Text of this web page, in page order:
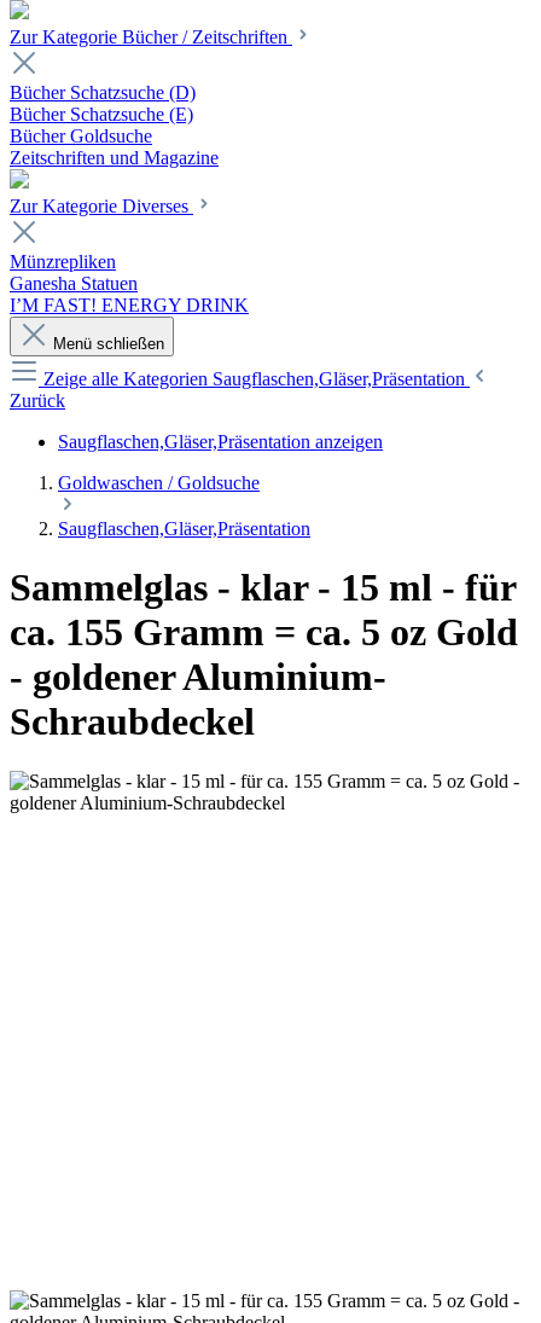
Zur Kategorie Bücher / Zeitschriften
Bücher Schatzsuche (D)
Bücher Schatzsuche (E)
Bücher Goldsuche
Zeitschriften und Magazine
Zur Kategorie Diverses
Münzrepliken
Ganesha Statuen
I’M FAST! ENERGY DRINK
Menü schließen
Zeige alle Kategorien Saugflaschen,Gläser,Präsentation
Zurück
Saugflaschen,Gläser,Präsentation anzeigen
Goldwaschen / Goldsuche
Saugflaschen,Gläser,Präsentation
Sammelglas - klar - 15 ml - für
ca. 155 Gramm = ca. 5 oz Gold
- goldener Aluminium-
Schraubdeckel